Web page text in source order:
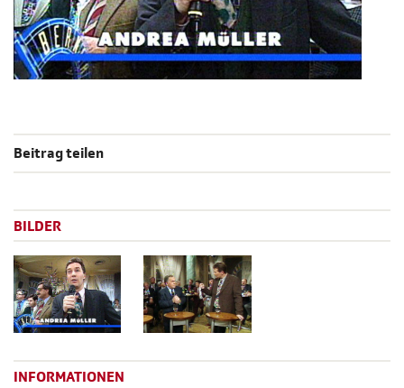
Beitrag teilen
BILDER
INFORMATIONEN